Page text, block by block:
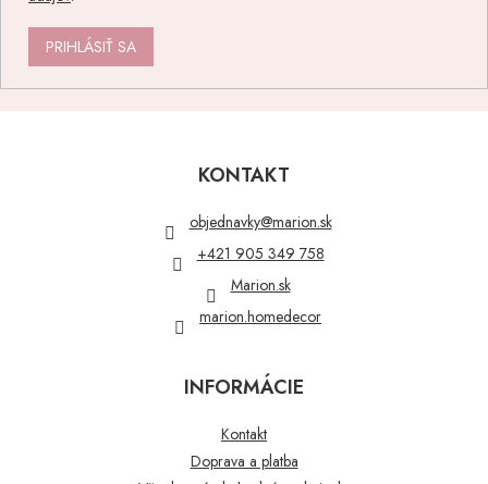
PRIHLÁSIŤ SA
KONTAKT
objednavky@marion.sk
+421 905 349 758
Marion.sk
marion.homedecor
INFORMÁCIE
Kontakt
Doprava a platba